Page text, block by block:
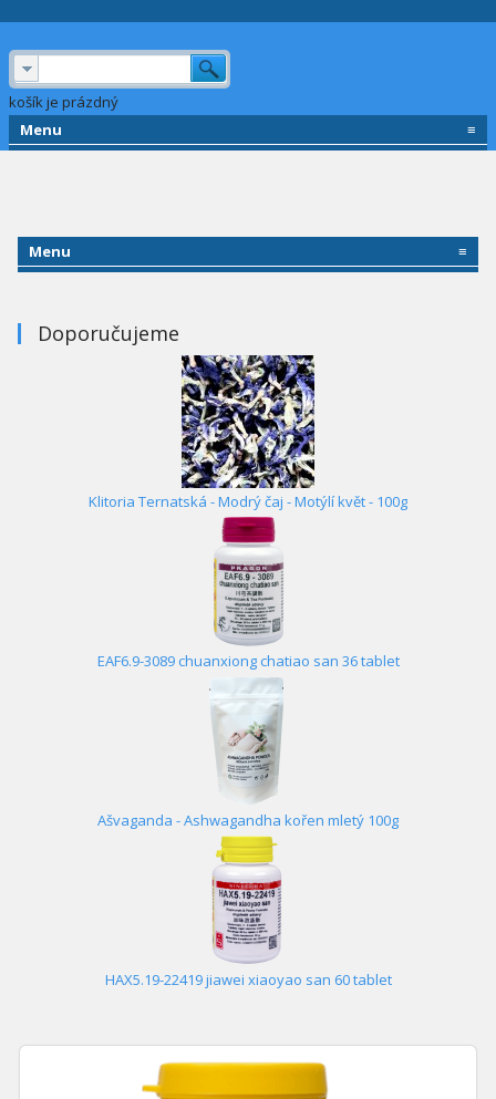
košík je prázdný
Menu
≡
Menu ≡
Doporučujeme
Klitoria Ternatská - Modrý čaj - Motýlí květ - 100g
EAF6.9-3089 chuanxiong chatiao san 36 tablet
Ašvaganda - Ashwagandha kořen mletý 100g
HAX5.19-22419 jiawei xiaoyao san 60 tablet